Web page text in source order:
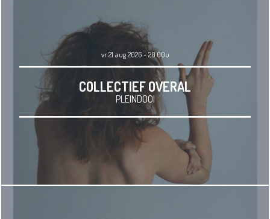
vr 21 aug 2026 - 20.00u
COLLECTIEF OVERAL
PLEINDOOI